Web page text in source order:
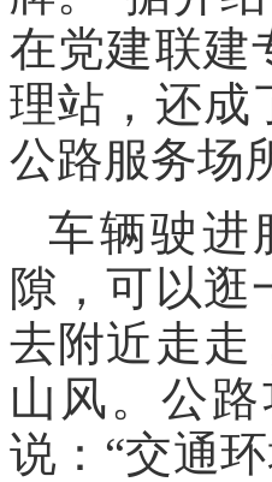
在党建联建
理站，还成
公路服务场
车辆驶进
隙，可以逛
去附近走走
山风。公
说：“交通